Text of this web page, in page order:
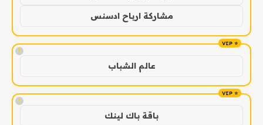
مشاركة ارباح ادسنس
!
عالم الشباب
!
باقة باك لينك